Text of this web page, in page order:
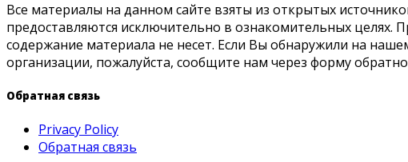
Все материалы на данном сайте взяты из открытых
предоставляются исключительно в ознакомительных целях.
содержание материала не несет. Если Вы обнаружили на
организации, пожалуйста, сообщите нам через форму
Обратная связь
Privacy Policy
Обратная связь